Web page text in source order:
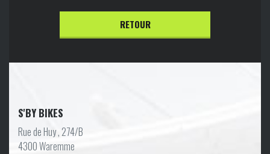
RETOUR
S'BY BIKES
Rue de Huy , 274/B
4300 Waremme